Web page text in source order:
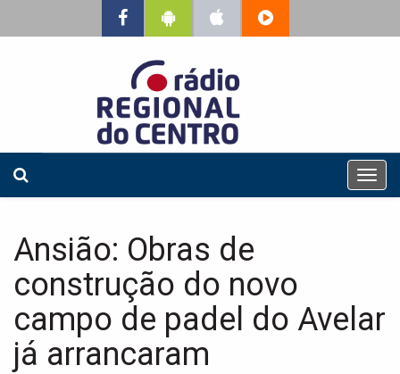
T
o
v
Ansião: Obras de
construção do novo
campo de padel do Avelar
já arrancaram